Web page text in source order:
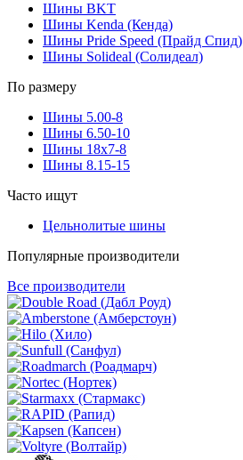
Шины BKT
Шины Kenda (Кенда)
Шины Pride Speed (Прайд Спид)
Шины Solideal (Солидеал)
По размеру
Шины 5.00-8
Шины 6.50-10
Шины 18x7-8
Шины 8.15-15
Часто ищут
Цельнолитые шины
Популярные производители
Все производители